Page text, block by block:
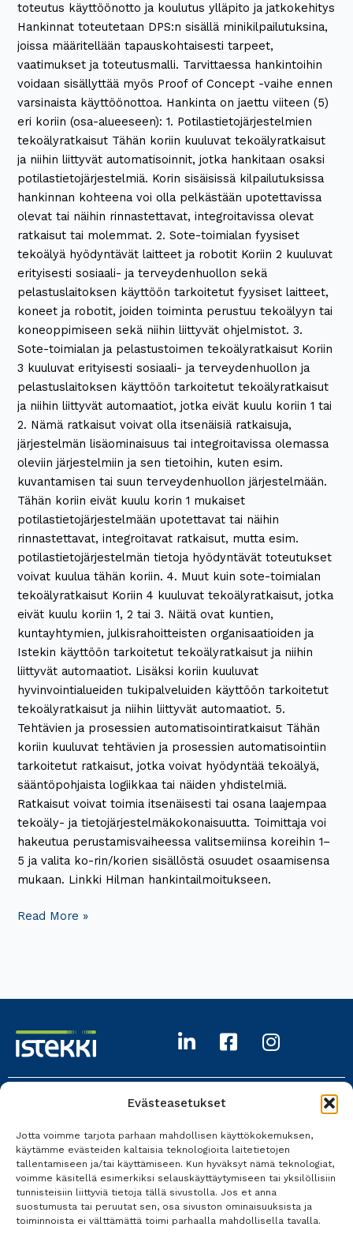
Evästeasetukset
Jotta voimme tarjota parhaan mahdollisen käyttökokemuksen,
käytämme evästeiden kaltaisia teknologioita laitetietojen
tallentamiseen ja/tai käyttämiseen. Kun hyväksyt nämä teknologiat,
voimme käsitellä esimerkiksi selauskäyttäytymiseen tai yksilöllisiin
tunnisteisiin liittyviä tietoja tällä sivustolla. Jos et anna
suostumusta tai peruutat sen, osa sivuston ominaisuuksista ja
toiminnoista ei välttämättä toimi parhaalla mahdollisella tavalla.
toteutus käyttöönotto ja koulutus ylläpito ja jatkokehitys
Hankinnat toteutetaan DPS:n sisällä minikilpailutuksina,
joissa määritellään tapauskohtaisesti tarpeet,
vaatimukset ja toteutusmalli. Tarvittaessa hankintoihin
voidaan sisällyttää myös Proof of Concept -vaihe ennen
varsinaista käyttöönottoa. Hankinta on jaettu viiteen (5)
eri koriin (osa-alueeseen): 1. Potilastietojärjestelmien
tekoälyratkaisut Tähän koriin kuuluvat tekoälyratkaisut
ja niihin liittyvät automatisoinnit, jotka hankitaan osaksi
potilastietojärjestelmiä. Korin sisäisissä kilpailutuksissa
hankinnan kohteena voi olla pelkästään upotettavissa
olevat tai näihin rinnastettavat, integroitavissa olevat
ratkaisut tai molemmat. 2. Sote-toimialan fyysiset
tekoälyä hyödyntävät laitteet ja robotit Koriin 2 kuuluvat
erityisesti sosiaali- ja terveydenhuollon sekä
pelastuslaitoksen käyttöön tarkoitetut fyysiset laitteet,
koneet ja robotit, joiden toiminta perustuu tekoälyyn tai
koneoppimiseen sekä niihin liittyvät ohjelmistot. 3.
Sote-toimialan ja pelastustoimen tekoälyratkaisut Koriin
3 kuuluvat erityisesti sosiaali- ja terveydenhuollon ja
pelastuslaitoksen käyttöön tarkoitetut tekoälyratkaisut
ja niihin liittyvät automaatiot, jotka eivät kuulu koriin 1 tai
2. Nämä ratkaisut voivat olla itsenäisiä ratkaisuja,
järjestelmän lisäominaisuus tai integroitavissa olemassa
oleviin järjestelmiin ja sen tietoihin, kuten esim.
kuvantamisen tai suun terveydenhuollon järjestelmään.
Tähän koriin eivät kuulu korin 1 mukaiset
potilastietojärjestelmään upotettavat tai näihin
rinnastettavat, integroitavat ratkaisut, mutta esim.
potilastietojärjestelmän tietoja hyödyntävät toteutukset
voivat kuulua tähän koriin. 4. Muut kuin sote-toimialan
tekoälyratkaisut Koriin 4 kuuluvat tekoälyratkaisut, jotka
eivät kuulu koriin 1, 2 tai 3. Näitä ovat kuntien,
kuntayhtymien, julkisrahoitteisten organisaatioiden ja
Istekin käyttöön tarkoitetut tekoälyratkaisut ja niihin
liittyvät automaatiot. Lisäksi koriin kuuluvat
hyvinvointialueiden tukipalveluiden käyttöön tarkoitetut
tekoälyratkaisut ja niihin liittyvät automaatiot. 5.
Tehtävien ja prosessien automatisointiratkaisut Tähän
koriin kuuluvat tehtävien ja prosessien automatisointiin
tarkoitetut ratkaisut, jotka voivat hyödyntää tekoälyä,
sääntöpohjaista logiikkaa tai näiden yhdistelmiä.
Ratkaisut voivat toimia itsenäisesti tai osana laajempaa
tekoäly- ja tietojärjestelmäkokonaisuutta. Toimittaja voi
hakeutua perustamisvaiheessa valitsemiinsa koreihin 1–
5 ja valita ko-rin/korien sisällöstä osuudet osaamisensa
mukaan. Linkki Hilman hankintailmoitukseen.
Read More »
017 618 0700
Kaikki yhteystiedot